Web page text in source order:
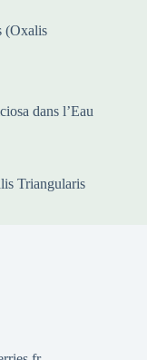
(Oxalis
dans l’Eau
Triangularis